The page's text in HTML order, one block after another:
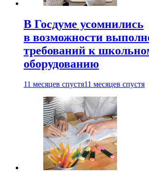
В Госдуме усомнились
в возможности
требований к
оборудованию
11 месяцев спустя11 месяцев спустя